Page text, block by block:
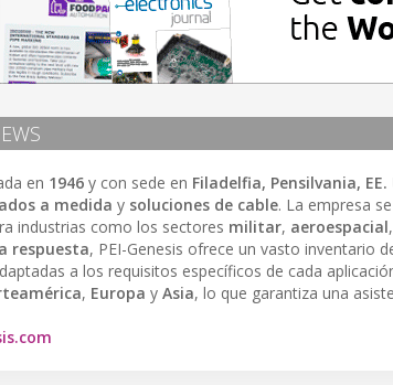
en 1946 y con sede en Filadelfia, Pensilvania, EE.
a medida y soluciones de cable. La empresa
industrias como los sectores militar, aeroespacial,
respuesta, PEI-Genesis ofrece un vasto inventario
a los requisitos específicos de cada
, Europa y Asia, lo que garantiza una